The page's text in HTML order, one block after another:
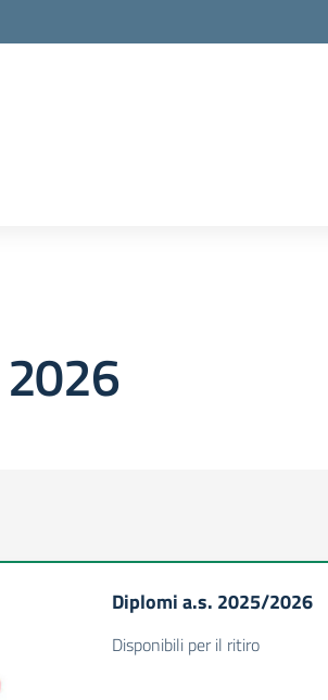
Diplomi a.s. 2025/2026
Disponibili per il ritiro